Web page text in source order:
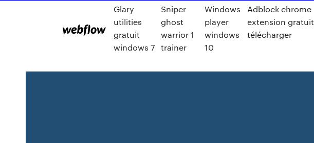
Glary
utilities
gratuit
windows 7
Sniper
ghost
warrior 1
trainer
Windows
player
windows
10
Adblock chrome
extension gratuit
télécharger